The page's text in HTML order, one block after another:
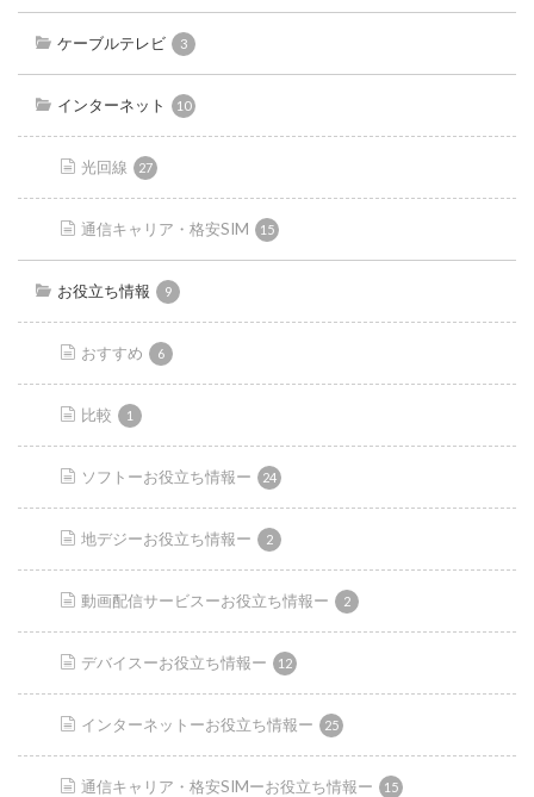
ケーブルテレビ 3
インターネット 10
光回線 27
通信キャリア・格安SIM 15
お役立ち情報 9
おすすめ 6
比較 1
ソフトーお役立ち情報ー 24
地デジーお役立ち情報ー 2
動画配信サービスーお役立ち情報ー 2
デバイスーお役立ち情報ー 12
インターネットーお役立ち情報ー 25
通信キャリア・格安SIMーお役立ち情報ー 15